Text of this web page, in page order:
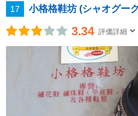
17 小格格鞋坊 (シャオグー
3.34 評価詳細